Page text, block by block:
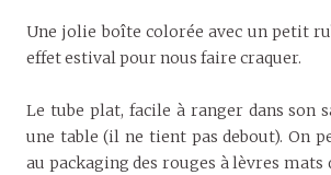
Une jolie boîte colorée avec un petit
effet estival pour nous faire craquer.
Le tube plat, facile à ranger dans son
une table (il ne tient pas debout). On
au packaging des rouges à lèvres mats